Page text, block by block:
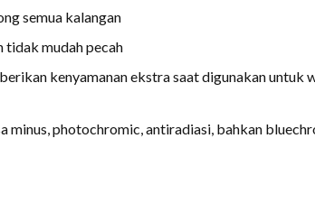
semua kalangan
tidak mudah pecah
kenyamanan ekstra saat digunakan untuk
minus, photochromic, antiradiasi, bahkan